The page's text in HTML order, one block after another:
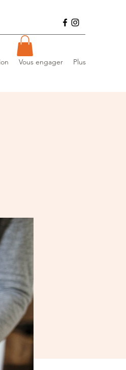
Vous engager Plus